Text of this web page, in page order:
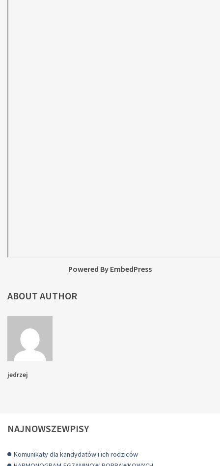
Powered By EmbedPress
ABOUT AUTHOR
jedrzej
NAJNOWSZEWPISY
Komunikaty dla kandydatów i ich rodziców